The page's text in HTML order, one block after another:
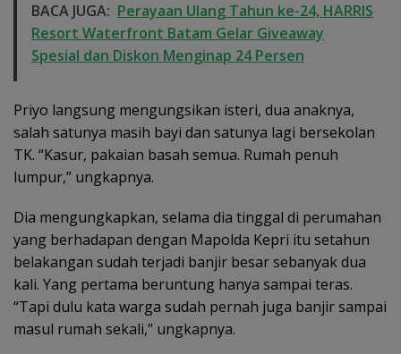
BACA JUGA: Perayaan Ulang Tahun ke-24, HARRIS
Resort Waterfront Batam Gelar Giveaway
Spesial dan Diskon Menginap 24 Persen
Priyo langsung mengungsikan isteri, dua anaknya,
salah satunya masih bayi dan satunya lagi bersekolan
TK. “Kasur, pakaian basah semua. Rumah penuh
lumpur,” ungkapnya.
Dia mengungkapkan, selama dia tinggal di perumahan
yang berhadapan dengan Mapolda Kepri itu setahun
belakangan sudah terjadi banjir besar sebanyak dua
kali. Yang pertama beruntung hanya sampai teras.
“Tapi dulu kata warga sudah pernah juga banjir sampai
masul rumah sekali,” ungkapnya.